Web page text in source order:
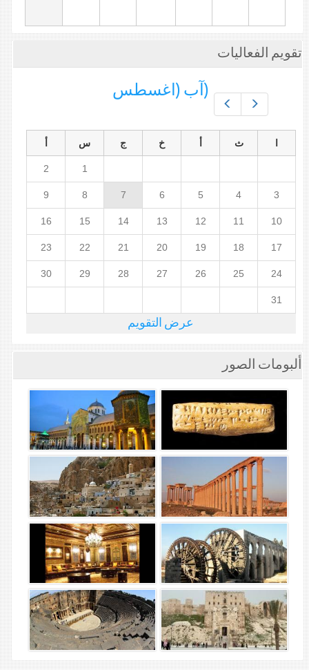
تقويم الفعاليات
(آب (اغسطس
ث خ ج س
1
2
3
4
5
6
7
8
9
10
11
12
13
14
15
16
17
18
19
20
21
22
23
24
25
26
27
28
29
30
31
عرض التقويم
ألبومات الصور